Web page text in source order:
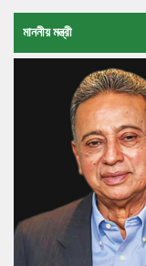
মাননীয় মন্ত্রী